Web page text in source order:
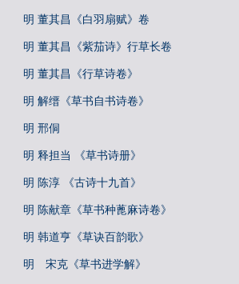
明 董其昌《白羽扇赋》卷
明 董其昌《紫茄诗》行草长卷
明 董其昌《行草诗卷》
明 解缙《草书自书诗卷》
明 邢侗
明 释担当 《草书诗册》
明 陈淳 《古诗十九首》
明 陈献章《草书种蓖麻诗卷》
明 韩道亨《草诀百韵歌》
明 宋克《草书进学解》